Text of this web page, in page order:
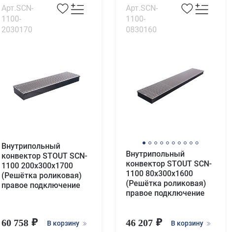
Арт.SCN-
1100-
2030170
Внутрипольный
конвектор STOUT SCN-
1100 200х300х1700
(Решётка роликовая)
правое подключение
60 758 В корзину
Арт.SCN-
1100-
0830160
Внутрипольный
конвектор STOUT SCN-
1100 80х300х1600
(Решётка роликовая)
правое подключение
46 207 В корзину